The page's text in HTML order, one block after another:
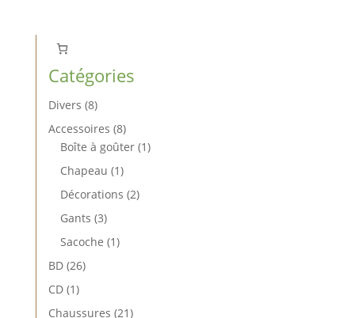
Catégories
Divers 88
produits
Accessoires 88
produits
Boîte à goûter 11
Chapeau 11
produit
Décorations 22
Gants 33
produits
Sacoche 11
BD 2626
CD 11
Chaussures 2121